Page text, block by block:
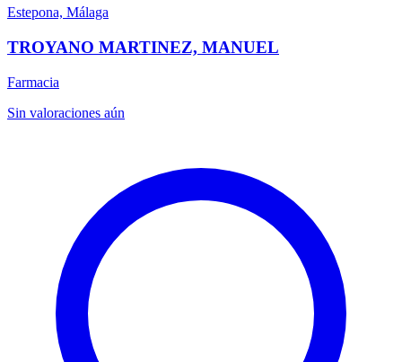
Estepona, Málaga
TROYANO MARTINEZ, MANUEL
Farmacia
Sin valoraciones aún